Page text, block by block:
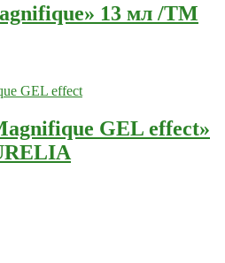
13 мл /ТМ
GEL effect»